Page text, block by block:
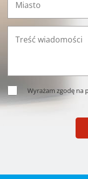
Wyrażam zgodę na